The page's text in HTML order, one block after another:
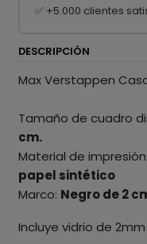
✅ +5.000 clientes
DESCRIPCIÓN
Max Verstappen
Tamaño de cuadro
cm.
Material de impresión:
papel sintético
Marco: Negro de 2
Incluye vidrio de